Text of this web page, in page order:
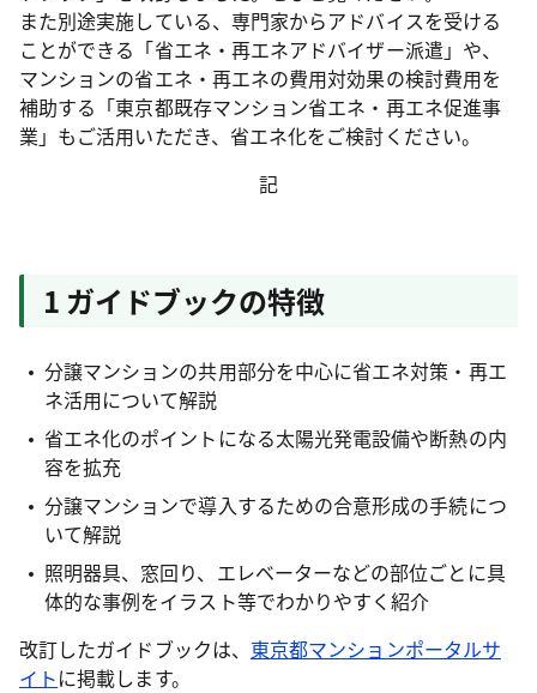
また別途実施している、専門家からアドバイスを受ける
ことができる「省エネ・再エネアドバイザー派遣」や、
マンションの省エネ・再エネの費用対効果の検討費用を
補助する「東京都既存マンション省エネ・再エネ促進事
業」もご活用いただき、省エネ化をご検討ください。
記
1 ガイドブックの特徴
分譲マンションの共用部分を中心に省エネ対策・再エ
ネ活用について解説
省エネ化のポイントになる太陽光発電設備や断熱の内
容を拡充
分譲マンションで導入するための合意形成の手続につ
いて解説
照明器具、窓回り、エレベーターなどの部位ごとに具
体的な事例をイラスト等でわかりやすく紹介
改訂したガイドブックは、 東京都マンションポータルサ
イトに掲載します。